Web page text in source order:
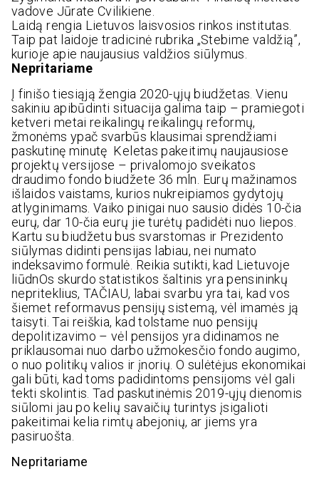
vadove Jūrate Cvilikiene.
Laidą rengia Lietuvos laisvosios rinkos institutas.
Taip pat laidoje tradicinė rubrika „Stebime valdžią”,
kurioje apie naujausius valdžios siūlymus.
Nepritariame
Į finišo tiesiąją žengia 2020-ųjų biudžetas. Vienu
sakiniu apibūdinti situacija galima taip – pramiegoti
ketveri metai reikalingų reikalingų reformų,
žmonėms ypač svarbūs klausimai sprendžiami
paskutinę minutę Keletas pakeitimų naujausiose
projektų versijose – privalomojo sveikatos
draudimo fondo biudžete 36 mln. Eurų mažinamos
išlaidos vaistams, kurios nukreipiamos gydytojų
atlyginimams. Vaiko pinigai nuo sausio didės 10-čia
eurų, dar 10-čia eurų jie turėtų padidėti nuo liepos.
Kartu su biudžetu bus svarstomas ir Prezidento
siūlymas didinti pensijas labiau, nei numato
indeksavimo formulė. Reikia sutikti, kad Lietuvoje
liūdnOs skurdo statistikos šaltinis yra pensininkų
nepriteklius, TAČIAU, labai svarbu yra tai, kad vos
šiemet reformavus pensijų sistemą, vėl imamės ją
taisyti. Tai reiškia, kad tolstame nuo pensijų
depolitizavimo – vėl pensijos yra didinamos ne
priklausomai nuo darbo užmokesčio fondo augimo,
o nuo politikų valios ir įnorių. O sulėtėjus ekonomikai
gali būti, kad toms padidintoms pensijoms vėl gali
tekti skolintis. Tad paskutinėmis 2019-ųjų dienomis
siūlomi jau po kelių savaičių turintys įsigalioti
pakeitimai kelia rimtų abejonių, ar jiems yra
pasiruošta.
Nepritariame